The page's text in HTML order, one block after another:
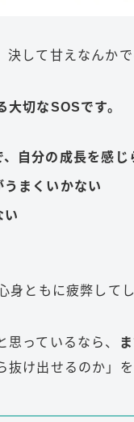
決して甘えなんかで
大切なSOSです。
自分の成長を感じ
うまくいかない
い
身ともに疲弊して
っているなら、
け出せるのか」